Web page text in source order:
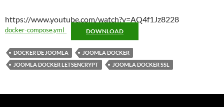
https://www.youtube.com/watch?v=AQ4f1Jz8228
docker-compose.yml_ DOWNLOAD
DOCKER DE JOOMLA
JOOMLA DOCKER
JOOMLA DOCKER LETSENCRYPT
JOOMLA DOCKER SSL